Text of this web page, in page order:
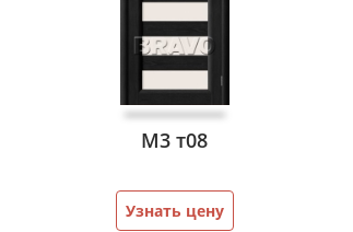
М3 т08
Узнать цену